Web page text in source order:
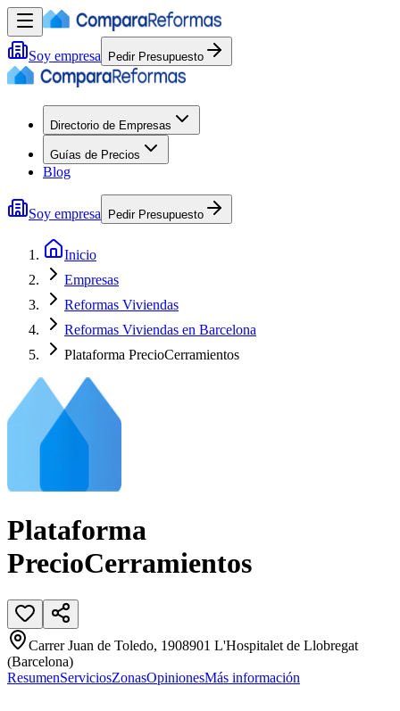
Soy empresa Pedir Presupuesto
Directorio de Empresas
Guías de Precios
Blog
Soy empresa Pedir Presupuesto
Inicio
Empresas
Reformas Viviendas
Reformas Viviendas en Barcelona
Plataforma PrecioCerramientos
Plataforma
PrecioCerramientos
Carrer Juan de Toledo, 1908901 L'Hospitalet de Llobregat
(Barcelona)
ResumenServiciosZonasOpinionesMás información